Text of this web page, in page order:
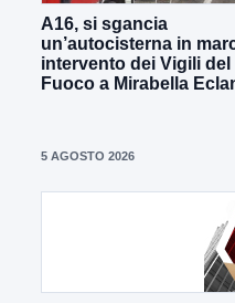
A16, si sgancia
un’autocisterna in
intervento dei Vigili del
Fuoco a Mirabella
5 AGOSTO 2026